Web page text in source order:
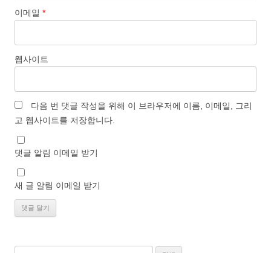
이메일 *
웹사이트
다음 번 댓글 작성을 위해 이 브라우저에 이름, 이메일, 그리
고 웹사이트를 저장합니다.
댓글 알림 이메일 받기
새 글 알림 이메일 받기